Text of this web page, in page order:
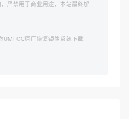
严禁用于商业用途，本站最终解
UMI CC原厂恢复镜像系统下载